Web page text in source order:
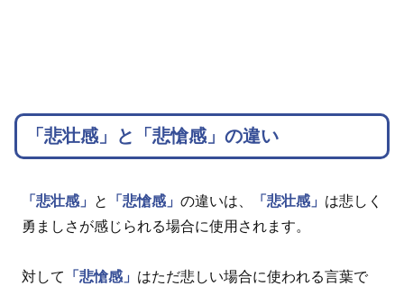
「悲壮感」と「悲愴感」の違い
「悲壮感」 と 「悲愴感」 の違いは、 「悲壮感」 は悲しく
勇ましさが感じられる場合に使用されます。
対して 「悲愴感」 はただ悲しい場合に使われる言葉で